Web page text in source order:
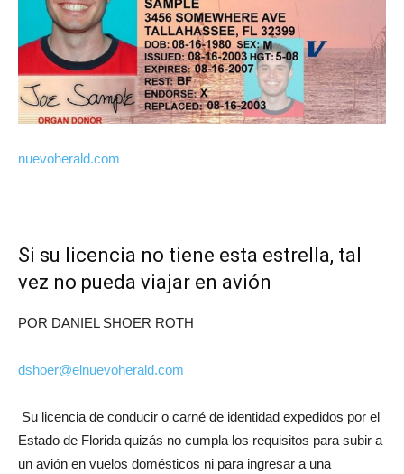
nuevoherald.com
Si su licencia no tiene esta estrella, tal
vez no pueda viajar en avión
POR DANIEL SHOER ROTH
dshoer@elnuevoherald.com
Su licencia de conducir o carné de identidad expedidos por el
Estado de Florida quizás no cumpla los requisitos para subir a
un avión en vuelos domésticos ni para ingresar a una